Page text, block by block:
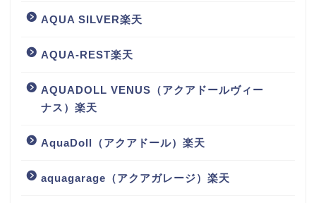
AQUA SILVER楽天
AQUA-REST楽天
AQUADOLL VENUS（アクアドールヴィー
ナス）楽天
AquaDoll（アクアドール）楽天
aquagarage（アクアガレージ）楽天